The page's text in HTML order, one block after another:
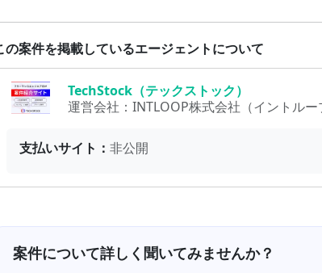
の案件を掲載しているエージェントについて
TechStock（テックストック）
運営会社： INTLOOP株式会社（イントルー
支払いサイト： 非公開
案件について詳しく聞いてみませんか？